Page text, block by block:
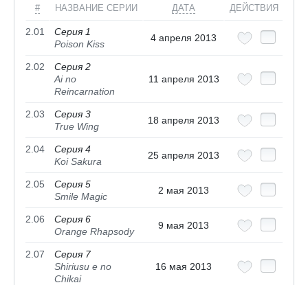
# НАЗВАНИЕ СЕРИИ ДАТА ДЕЙСТВИЯ
2.01
Серия 1
Poison Kiss
4 апреля 2013
2.02
Серия 2
Ai no
Reincarnation
11 апреля 2013
2.03
Серия 3
True Wing
18 апреля 2013
2.04
Серия 4
Koi Sakura
25 апреля 2013
2.05
Серия 5
Smile Magic
2 мая 2013
2.06
Серия 6
Orange Rhapsody
9 мая 2013
2.07
Серия 7
Shiriusu e no
Chikai
16 мая 2013